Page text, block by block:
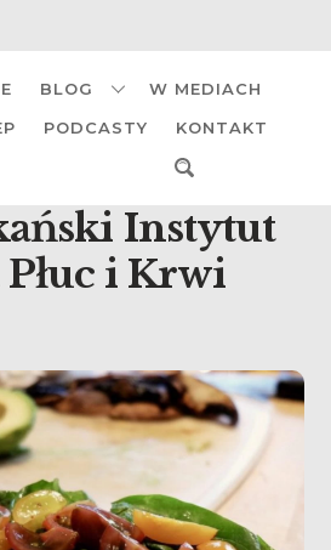
BLOG W MEDIACH
PODCASTY KONTAKT
Instytut
Płuc i Krwi